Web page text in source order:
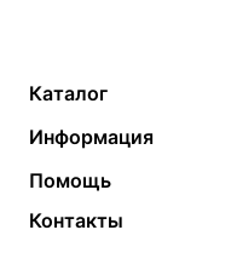
Каталог
Твердотопливные котлы
Электрические котлы
Банные печи
Теплый пол
Радиаторы
Насосы
Информация
Контакты
Статьи
Помощь
Контакты